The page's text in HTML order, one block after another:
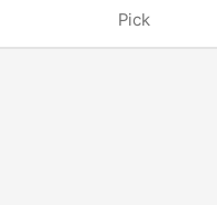
Pick